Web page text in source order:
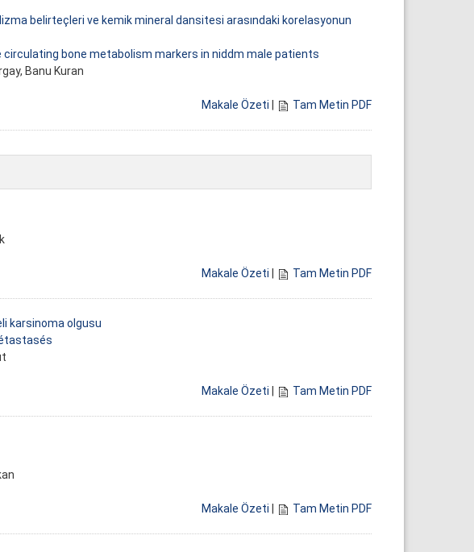
belirteçleri ve kemik mineral dansitesi arasındaki korelasyonun
bone metabolism markers in niddm male patients
Banu Kuran
Makale Özeti
Tam Metin PDF
Makale Özeti
Tam Metin PDF
karsinoma olgusu
Makale Özeti
Tam Metin PDF
Makale Özeti
Tam Metin PDF